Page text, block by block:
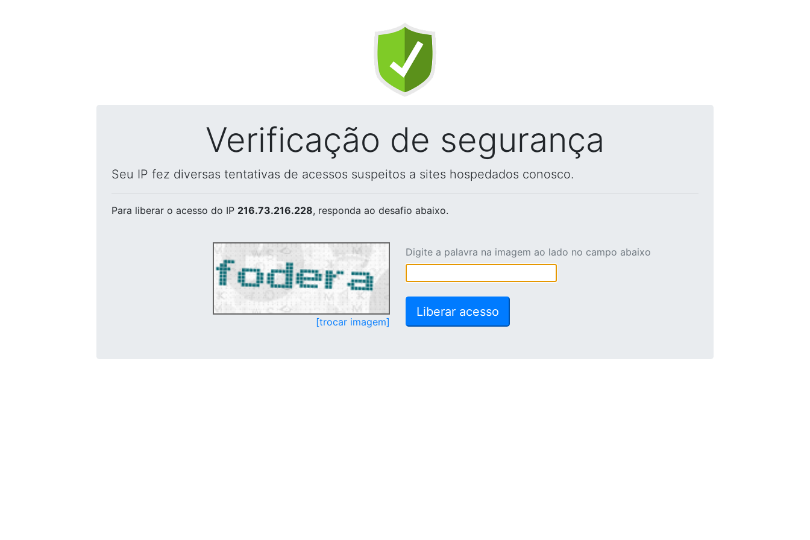
Verificação de segurança
Seu IP fez diversas tentativas de acessos suspeitos a sites hospedados conosco.
Para liberar o acesso do IP 216.73.216.228, responda ao desafio abaixo.
[trocar imagem]
Digite a palavra na imagem ao lado no campo abaixo